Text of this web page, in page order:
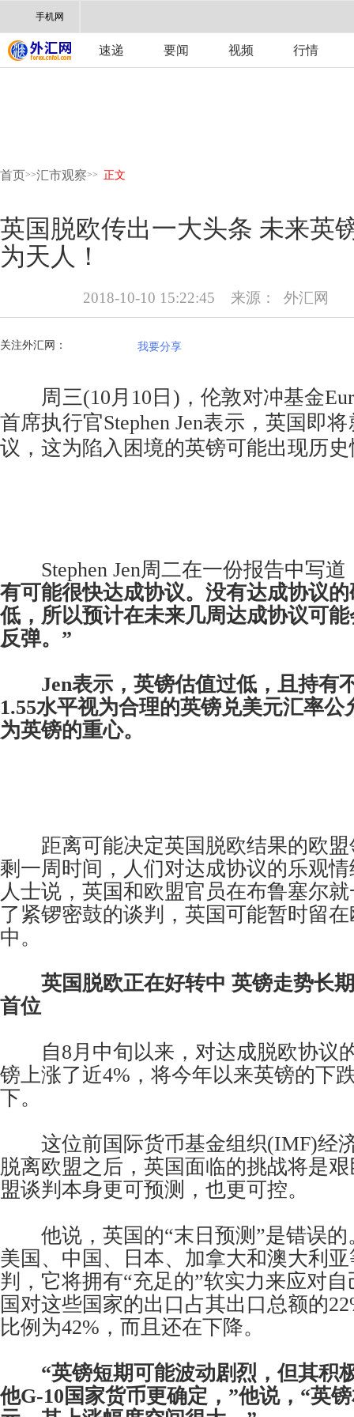
手机网
速递 要闻 视频 行情
首页>>汇市观察>> 正文
英国脱欧传出一大头条 未来英
为天人！
2018-10-10 15:22:45 来源： 外汇网
关注外汇网： 我要分享
周三(10月10日)，伦敦对冲基金
首席执行官Stephen Jen表示，英国即
议，这为陷入困境的英镑可能出现历
Stephen Jen周二在一份报告中写道
有可能很快达成协议。没有达成协议
低，所以预计在未来几周达成协议可
反弹。”
Jen表示，英镑估值过低，且持有
1.55水平视为合理的英镑兑美元汇率
为英镑的重心。
距离可能决定英国脱欧结果的欧盟
剩一周时间，人们对达成协议的乐观
人士说，英国和欧盟官员在布鲁塞尔
了紧锣密鼓的谈判，英国可能暂时留
中。
英国脱欧正在好转中 英镑走势长
首位
自8月中旬以来，对达成脱欧协议
镑上涨了近4%，将今年以来英镑的下
下。
这位前国际货币基金组织(IMF)经济
脱离欧盟之后，英国面临的挑战将是
盟谈判本身更可预测，也更可控。
他说，英国的“末日预测”是错误的
美国、中国、日本、加拿大和澳大利
判，它将拥有“充足的”软实力来应对
国对这些国家的出口占其出口总额的
比例为42%，而且还在下降。
“英镑短期可能波动剧烈，但其积
他G-10国家货币更确定，”他说，“英